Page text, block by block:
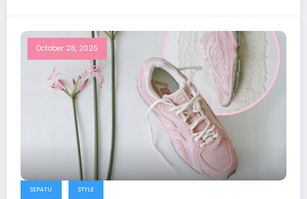
October 28, 2025
SEPATU STYLE